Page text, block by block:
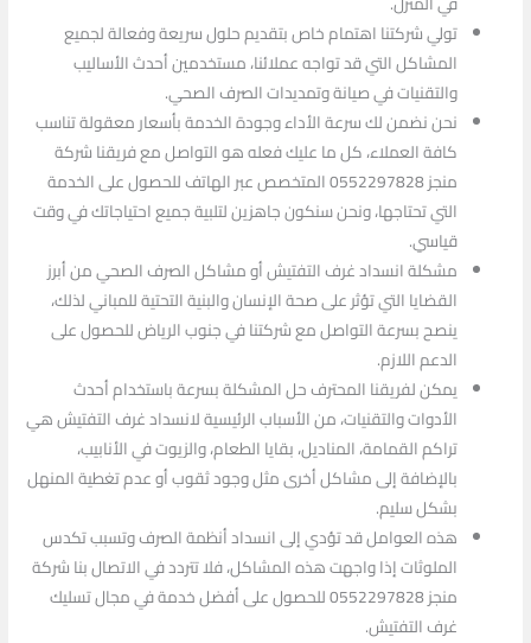
تولي شركتنا اهتمام خاص بتقديم حلول سريعة وفعالة لجميع
المشاكل التي قد تواجه عملائنا، مستخدمين أحدث الأساليب
والتقنيات في صيانة وتمديدات الصرف الصحي.
نحن نضمن لك سرعة الأداء وجودة الخدمة بأسعار معقولة تناسب
كافة العملاء، كل ما عليك فعله هو التواصل مع فريقنا شركة
منجز 0552297828 المتخصص عبر الهاتف للحصول على الخدمة
التي تحتاجها، ونحن سنكون جاهزين لتلبية جميع احتياجاتك في وقت
قياسي.
مشكلة انسداد غرف التفتيش أو مشاكل الصرف الصحي من أبرز
القضايا التي تؤثر على صحة الإنسان والبنية التحتية للمباني لذلك،
ينصح بسرعة التواصل مع شركتنا في جنوب الرياض للحصول على
الدعم اللازم.
يمكن لفريقنا المحترف حل المشكلة بسرعة باستخدام أحدث
الأدوات والتقنيات، من الأسباب الرئيسية لانسداد غرف التفتيش هي
تراكم القمامة، المناديل، بقايا الطعام، والزيوت في الأنابيب،
بالإضافة إلى مشاكل أخرى مثل وجود ثقوب أو عدم تغطية المنهل
بشكل سليم.
هذه العوامل قد تؤدي إلى انسداد أنظمة الصرف وتسبب تكدس
الملوثات إذا واجهت هذه المشاكل، فلا تتردد في الاتصال بنا شركة
منجز 0552297828 للحصول على أفضل خدمة في مجال تسليك
غرف التفتيش.